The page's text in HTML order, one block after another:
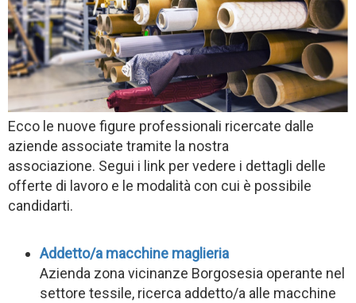
Ecco le nuove figure professionali ricercate dalle
aziende associate tramite la nostra
associazione. Segui i link per vedere i dettagli delle
offerte di lavoro e le modalità con cui è possibile
candidarti.
Addetto/a macchine maglieria
Azienda zona vicinanze Borgosesia operante nel
settore tessile, ricerca addetto/a alle macchine